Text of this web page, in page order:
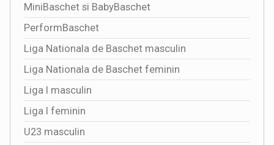
MiniBaschet si BabyBaschet
PerformBaschet
Liga Nationala de Baschet masculin
Liga Nationala de Baschet feminin
Liga I masculin
Liga I feminin
U23 masculin